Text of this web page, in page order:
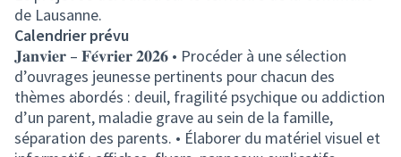
de Lausanne.
Calendrier prévu
𝐉𝐚𝐧𝐯𝐢𝐞𝐫 – 𝐅𝐞́𝐯𝐫𝐢𝐞𝐫 𝟐𝟎𝟐𝟔 • Procéder à une sélection
d’ouvrages jeunesse pertinents pour chacun des
thèmes abordés : deuil, fragilité psychique ou addiction
d’un parent, maladie grave au sein de la famille,
séparation des parents. • Élaborer du matériel visuel et